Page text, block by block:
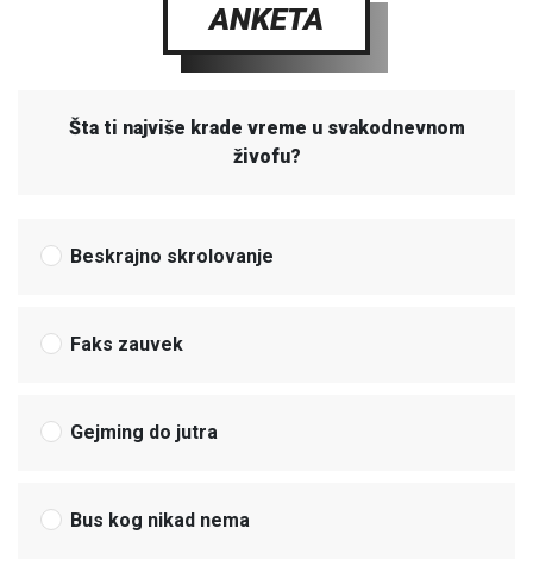
ANKETA
Šta ti najviše krade vreme u svakodnevnom
živofu?
Beskrajno skrolovanje
Faks zauvek
Gejming do jutra
Bus kog nikad nema